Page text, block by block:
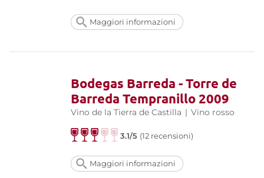
Maggiori informazioni
Bodegas Barreda - Torre de
Barreda Tempranillo 2009
Vino de la Tierra de Castilla | Vino rosso
3.1/5 (12 recensioni)
Maggiori informazioni